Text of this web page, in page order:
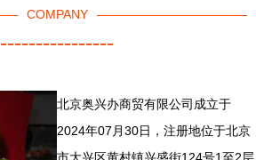
COMPANY
----------------
北京奥兴办商贸有限公司成立于
2024年07月30日，注册地位于北京